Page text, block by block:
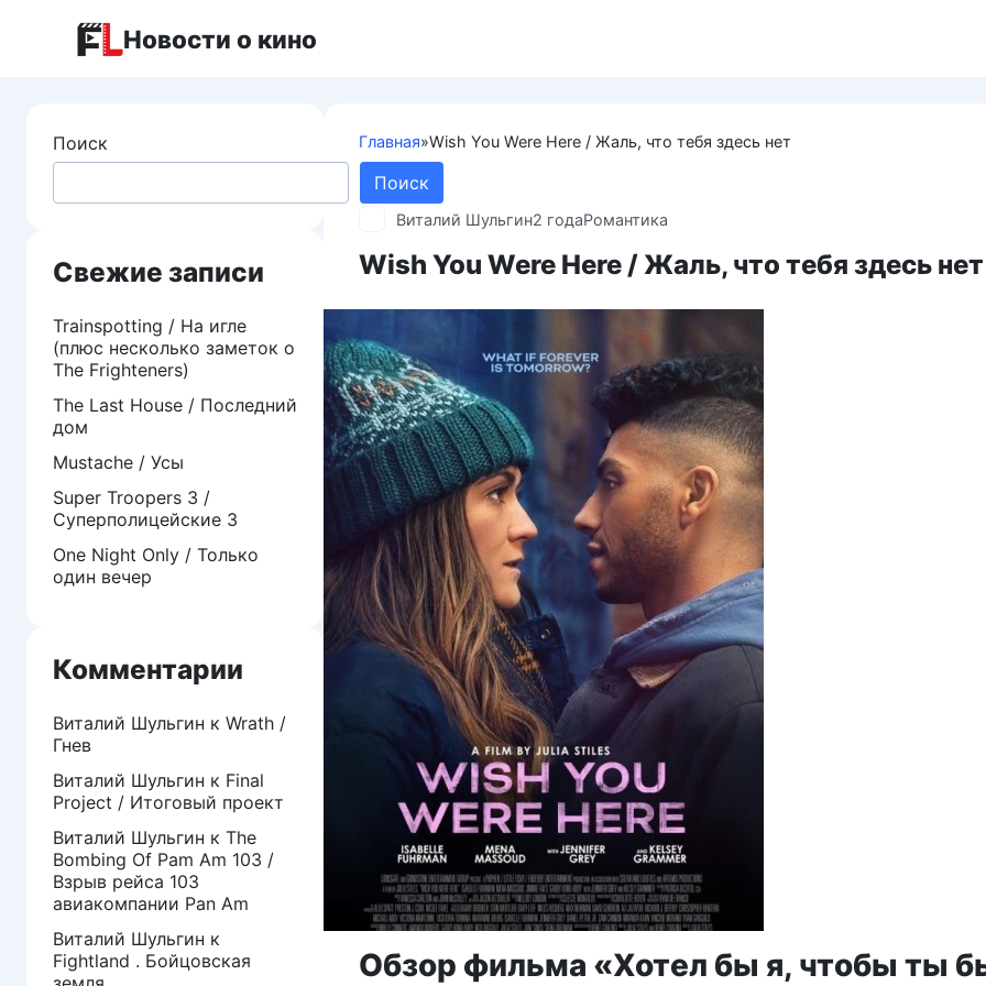
Новости о кино
Главная»Wish You Were Here / Жаль, что тебя здесь нет
Виталий Шульгин2 годаРомантика
Wish You Were Here / Жаль, что тебя здесь нет
Обзор фильма «Хотел бы я, чтобы ты
Поиск
Поиск
Свежие записи
Trainspotting / На игле
(плюс несколько заметок о
The Frighteners)
The Last House / Последний
дом
Mustache / Усы
Super Troopers 3 /
Суперполицейские 3
One Night Only / Только
один вечер
Комментарии
Виталий Шульгин к Wrath /
Гнев
Виталий Шульгин к Final
Project / Итоговый проект
Виталий Шульгин к The
Bombing Of Pam Am 103 /
Взрыв рейса 103
авиакомпании Pan Am
Виталий Шульгин к
Fightland . Бойцовская